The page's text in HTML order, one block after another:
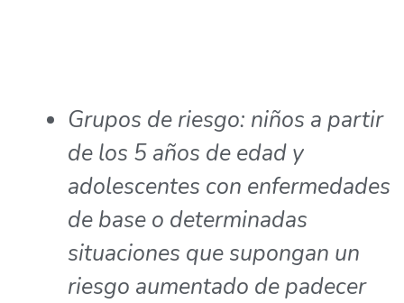
Grupos de riesgo: niños a partir
de los 5 años de edad y
adolescentes con enfermedades
de base o determinadas
situaciones que supongan un
riesgo aumentado de padecer